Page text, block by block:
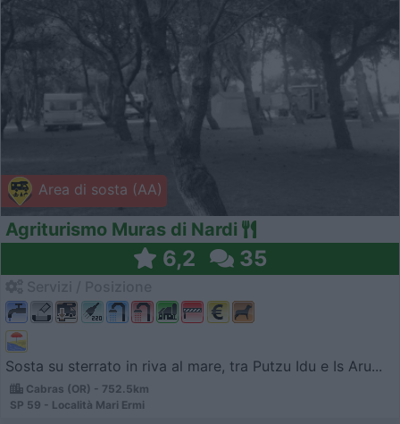
Area di sosta (AA)
Agriturismo Muras di Nardi
6,2 35
Sosta su sterrato in riva al mare, tra Putzu Idu e Is Aru...
Cabras (OR) - 752.5km
SP 59 - Località Mari Ermi